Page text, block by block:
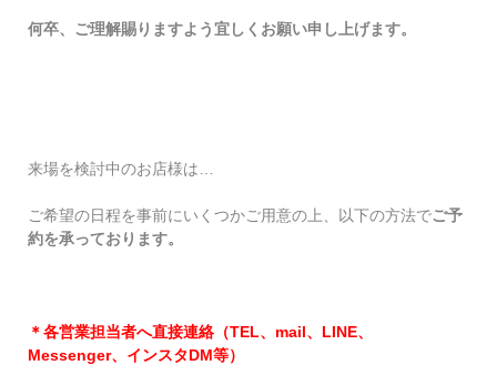
何卒、ご理解賜りますよう宜しくお願い申し上げます。
来場を検討中のお店様は…
ご希望の日程を事前にいくつかご用意の上、以下の方法でご予
約を承っております。
＊各営業担当者へ直接連絡（TEL、mail、LINE、
Messenger、インスタDM等）